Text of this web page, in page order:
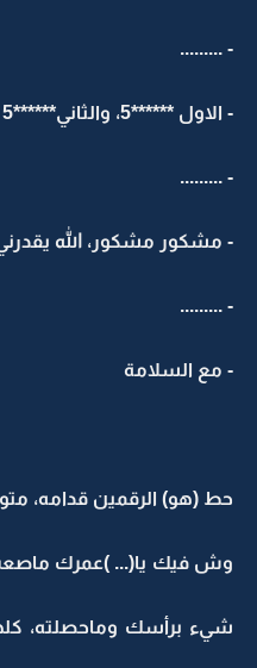
- .........
- الاول ******5، والثاني******5
- .........
- مشكور مشكور، الله
- .........
- مع السلامة
حط (هو) الرقمين قدامه،
وش فيك يا(... )عمرك
شيء برأسك وماحصلته،